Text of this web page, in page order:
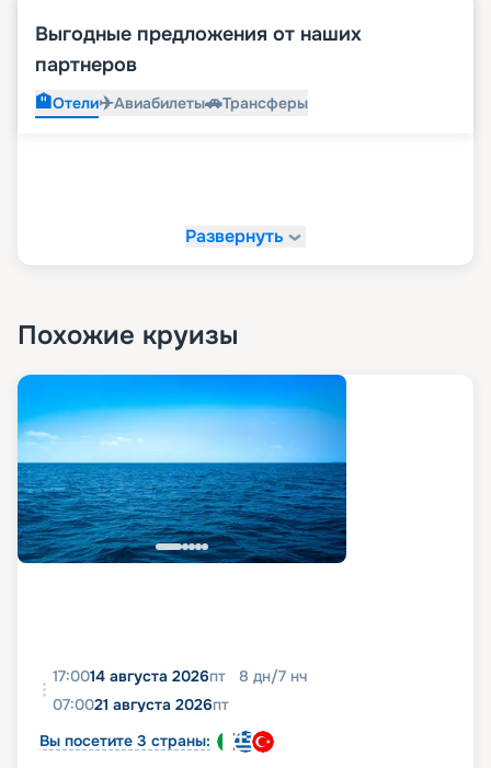
Выгодные предложения от наших
партнеров
🏨Отели✈️Авиабилеты🚗Трансферы
Развернуть
Похожие круизы
17:0014 августа 2026пт 8 дн/7 нч
07:0021 августа 2026пт
Вы посетите 3 страны: